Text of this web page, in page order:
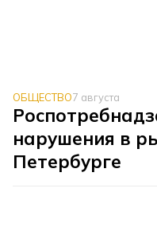
ОБЩЕСТВО7 августа
нарушения в
Петербурге